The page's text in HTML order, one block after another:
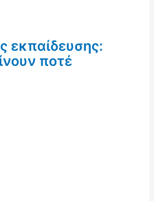
εκπαίδευσης:
ποτέ